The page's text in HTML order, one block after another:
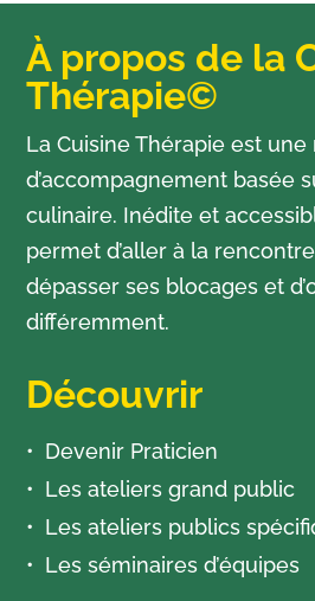
À propos de la
Thérapie©
La Cuisine Thérapie est
d’accompagnement basée
culinaire. Inédite et
permet d’aller à la
dépasser ses blocages et
différemment.
Découvrir
Devenir Praticien
Les ateliers grand public
Les ateliers publics
Les séminaires d’équipes